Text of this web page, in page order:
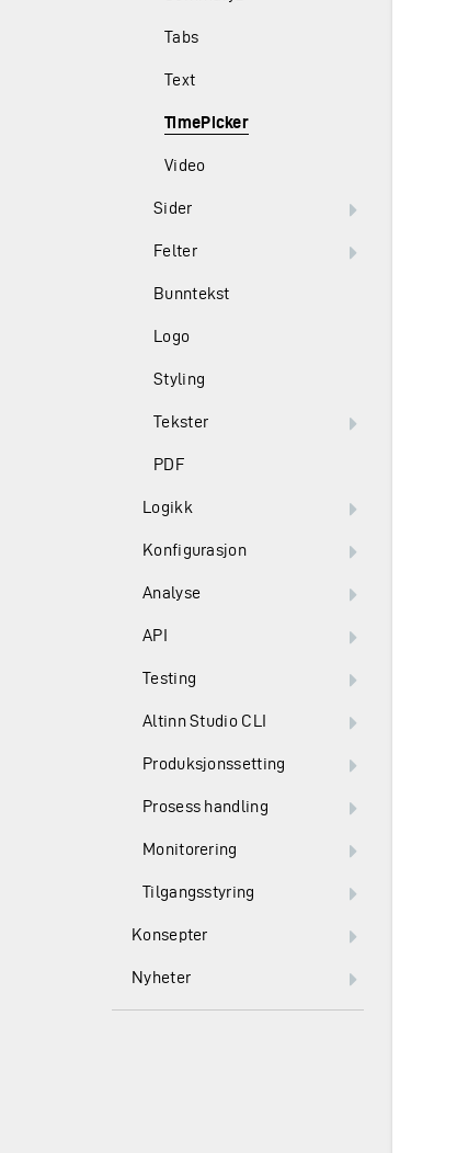
Tabs
Text
TimePicker
Video
Sider
Felter
Bunntekst
Logo
Styling
Tekster
PDF
Logikk
Konfigurasjon
Analyse
API
Testing
Altinn Studio CLI
Produksjonssetting
Prosess handling
Monitorering
Tilgangsstyring
Konsepter
Nyheter